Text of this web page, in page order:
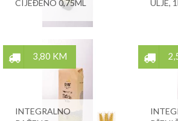
CIJEĐENO 0,75ML
ULJE,
3,80 KM
INTEGRALNO